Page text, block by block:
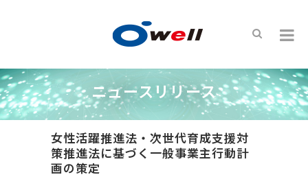
ニュースリリース
女性活躍推進法・次世代育成支援対
策推進法に基づく一般事業主行動計
画の策定